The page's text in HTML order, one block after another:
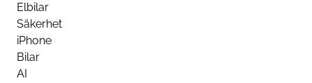
Elbilar
Säkerhet
iPhone
Bilar
AI